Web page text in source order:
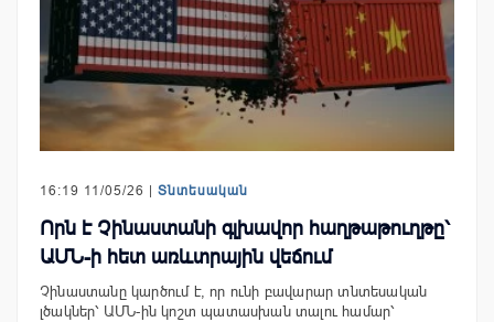
16:19 11/05/26 | Տնտեսական
Որն է Չինաստանի գլխավոր հաղթաթուղթը՝
ԱՄՆ-ի հետ առևտրային վեճում
Չինաստանը կարծում է, որ ունի բավարար տնտեսական
լծակներ՝ ԱՄՆ-ին կոշտ պատասխան տալու համար՝